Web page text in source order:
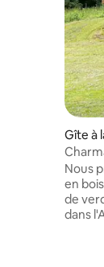
Gîte à
Nous
en
de
dans
40'